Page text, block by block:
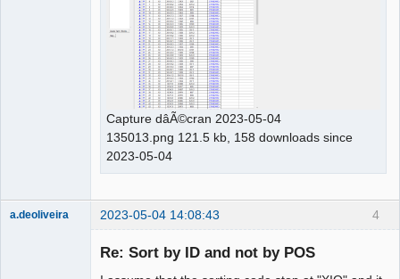
Capture dâÃ©cran 2023-05-04
135013.png 121.5 kb, 158 downloads since
2023-05-04
4
a.deoliveira 2023-05-04 14:08:43
Re: Sort by ID and not by POS